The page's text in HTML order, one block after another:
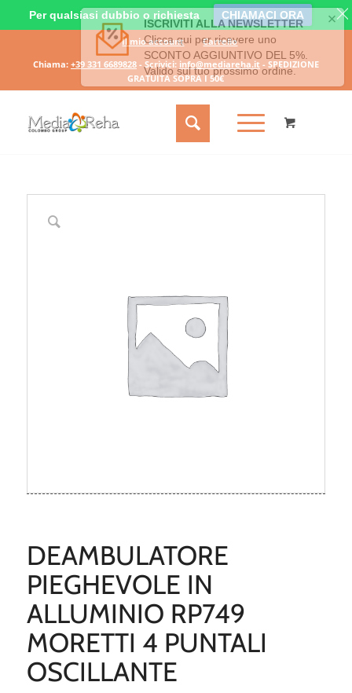
Il mio account
Carrello
Chiama: +39 331 6689828- Scrivici: info@mediareha.it- SPEDIZIONE
GRATUITA SOPRA I 50€
DEAMBULATORE
PIEGHEVOLE IN
ALLUMINIO RP749
MORETTI 4 PUNTALI
OSCILLANTE
Per qualsiasi dubbio o richiesta CHIAMACI ORA